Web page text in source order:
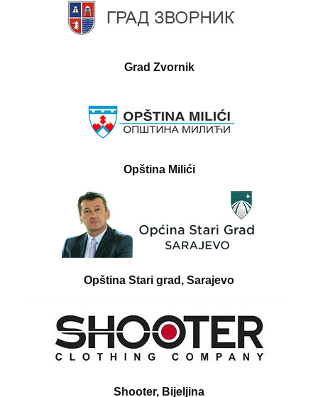
Grad Zvornik
Opština Milići
Opština Stari grad, Sarajevo
Shooter, Bijeljina